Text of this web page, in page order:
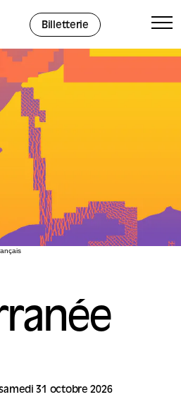
Billetterie
31 octobre 2026